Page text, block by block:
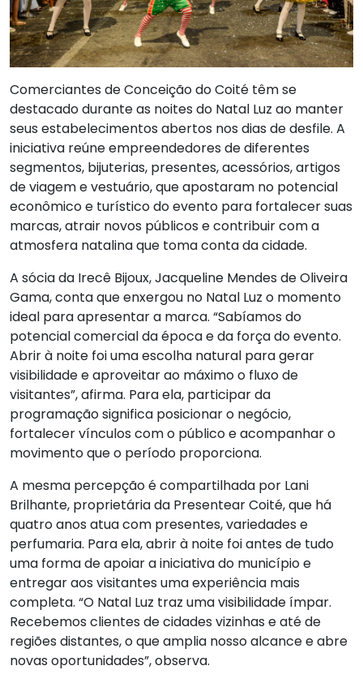
Comerciantes de Conceição do Coité têm se
destacado durante as noites do Natal Luz ao manter
seus estabelecimentos abertos nos dias de desfile. A
iniciativa reúne empreendedores de diferentes
segmentos, bijuterias, presentes, acessórios, artigos
de viagem e vestuário, que apostaram no potencial
econômico e turístico do evento para fortalecer suas
marcas, atrair novos públicos e contribuir com a
atmosfera natalina que toma conta da cidade.
A sócia da Irecê Bijoux, Jacqueline Mendes de Oliveira
Gama, conta que enxergou no Natal Luz o momento
ideal para apresentar a marca. “Sabíamos do
potencial comercial da época e da força do evento.
Abrir à noite foi uma escolha natural para gerar
visibilidade e aproveitar ao máximo o fluxo de
visitantes”, afirma. Para ela, participar da
programação significa posicionar o negócio,
fortalecer vínculos com o público e acompanhar o
movimento que o período proporciona.
A mesma percepção é compartilhada por Lani
Brilhante, proprietária da Presentear Coité, que há
quatro anos atua com presentes, variedades e
perfumaria. Para ela, abrir à noite foi antes de tudo
uma forma de apoiar a iniciativa do município e
entregar aos visitantes uma experiência mais
completa. “O Natal Luz traz uma visibilidade ímpar.
Recebemos clientes de cidades vizinhas e até de
regiões distantes, o que amplia nosso alcance e abre
novas oportunidades”, observa.